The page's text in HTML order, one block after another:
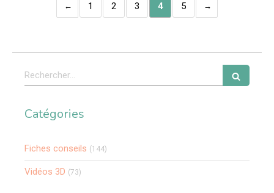
1 2 3 4 5
Rechercher
Catégories
Fiches conseils (144)
Vidéos 3D (73)